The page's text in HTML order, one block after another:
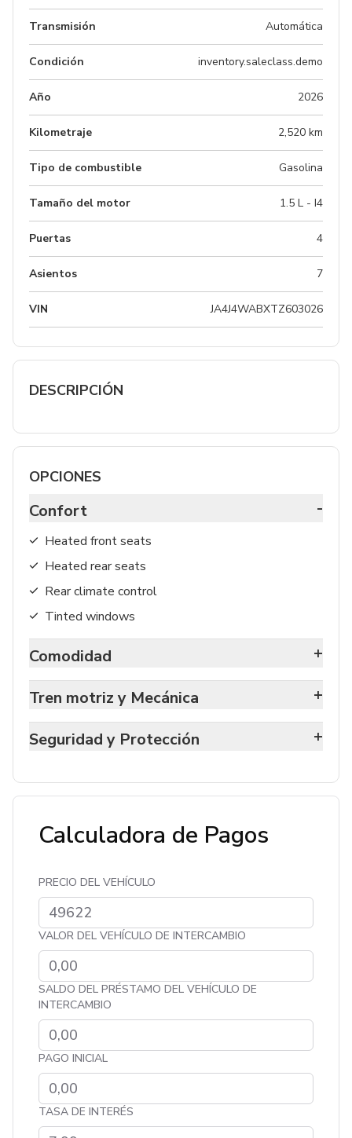
Transmisión Automática
Condición inventory.saleclass.demo
Año 2026
Kilometraje 2,520 km
Tipo de combustible Gasolina
Tamaño del motor 1.5 L - I4
Puertas 4
Asientos 7
VIN JA4J4WABXTZ603026
DESCRIPCIÓN
OPCIONES
Confort -
Heated front seats
Heated rear seats
Rear climate control
Tinted windows
Comodidad +
Tren motriz y Mecánica +
Seguridad y Protección +
Calculadora de Pagos
PRECIO DEL VEHÍCULO
VALOR DEL VEHÍCULO DE INTERCAMBIO
SALDO DEL PRÉSTAMO DEL VEHÍCULO DE
INTERCAMBIO
PAGO INICIAL
TASA DE INTERÉS